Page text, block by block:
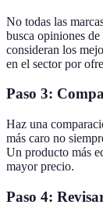
No todas las
busca opiniones
consideran los
en el sector por
Paso 3:
Haz una
más caro no
Un producto más
mayor precio.
Paso 4: